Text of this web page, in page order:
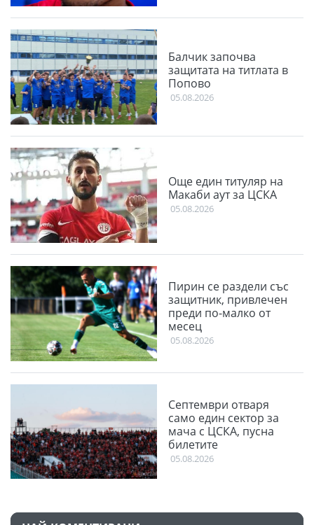
Балчик започва
защитата на титлата в
Попово
05.08.2026
Още един титуляр на
Макаби аут за ЦСКА
05.08.2026
Пирин се раздели със
защитник, привлечен
преди по-малко от
месец
05.08.2026
Септември отваря
само един сектор за
мача с ЦСКА, пусна
билетите
05.08.2026